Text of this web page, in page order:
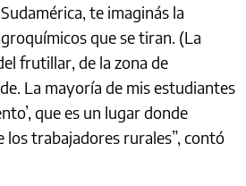
te imaginás la
que se tiran. (La
frutillar, de la zona de
La mayoría de mis estudiantes
que es un lugar donde
los trabajadores rurales”, contó